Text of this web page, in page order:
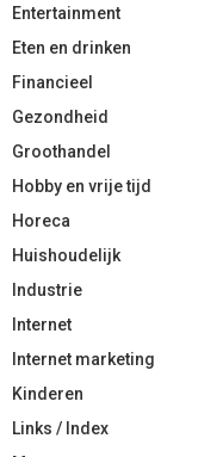
Entertainment
Eten en drinken
Financieel
Gezondheid
Groothandel
Hobby en vrije tijd
Horeca
Huishoudelijk
Industrie
Internet
Internet marketing
Kinderen
Links / Index